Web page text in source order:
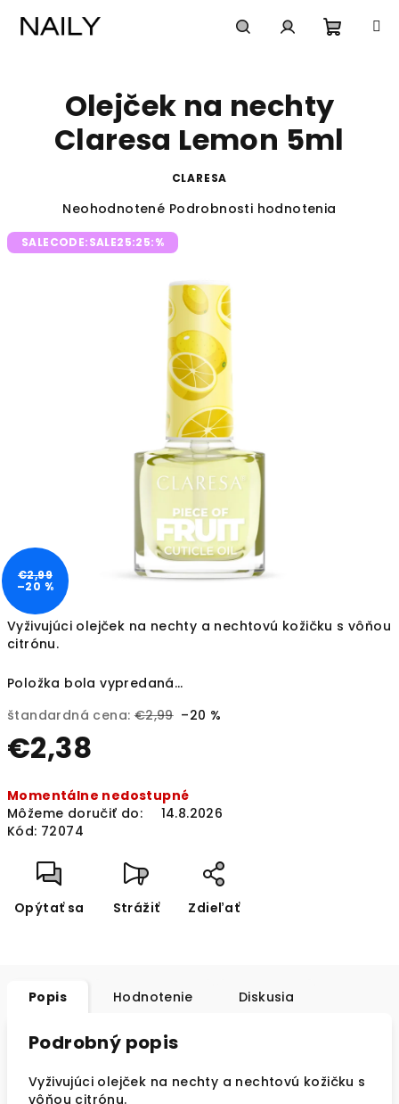
košík
Vyživujúci olejček na nechty a nechtovú kožičku s vôňou
citrónu.
Položka bola vypredaná…
štandardná cena: €2,99 –20 %
€2,38
cena:
Momentálne nedostupné
Môžeme doručiť do:
14.8.2026
Kód: 72074
Opýtať sa Strážiť Zdieľať
Olejček na nechty
Claresa Lemon 5ml
CLARESA
Priemerné
produktu
Neohodnotené Podrobnosti hodnotenia
SALECODE:SALE25:25:%
€2,99
–20 %
Popis Hodnotenie Diskusia
Podrobný popis
Vyživujúci olejček na nechty a nechtovú kožičku s
vôňou citrónu.